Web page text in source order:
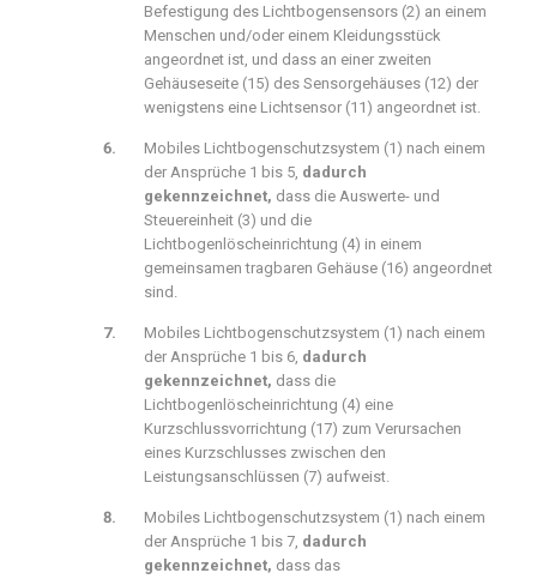
Befestigung des Lichtbogensensors (2) an einem
Menschen und/oder einem Kleidungsstück
angeordnet ist, und dass an einer zweiten
Gehäuseseite (15) des Sensorgehäuses (12) der
wenigstens eine Lichtsensor (11 ) angeordnet ist.
Mobiles Lichtbogenschutzsystem (1 ) nach einem
der Ansprüche 1 bis 5, dadurch
gekennzeichnet, dass die Auswerte- und
Steuereinheit (3) und die
Lichtbogenlöscheinrichtung (4) in einem
gemeinsamen tragbaren Gehäuse (16) angeordnet
sind.
Mobiles Lichtbogenschutzsystem (1 ) nach einem
der Ansprüche 1 bis 6, dadurch
gekennzeichnet, dass die
Lichtbogenlöscheinrichtung (4) eine
Kurzschlussvorrichtung (17) zum Verursachen
eines Kurzschlusses zwischen den
Leistungsanschlüssen (7) aufweist.
Mobiles Lichtbogenschutzsystem (1 ) nach einem
der Ansprüche 1 bis 7, dadurch
gekennzeichnet, dass das